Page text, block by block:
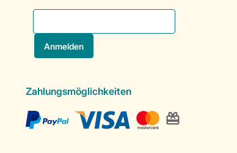
Zahlungsmöglichkeiten